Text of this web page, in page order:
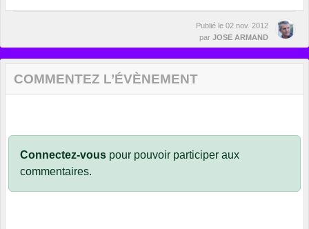
Publié le 02 nov. 2012
par JOSE ARMAND
COMMENTEZ L’ÉVÈNEMENT
Connectez-vous pour pouvoir participer aux
commentaires.